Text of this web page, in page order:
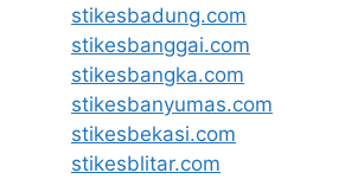
stikesbadung.com
stikesbanggai.com
stikesbangka.com
stikesbanyumas.com
stikesbekasi.com
stikesblitar.com